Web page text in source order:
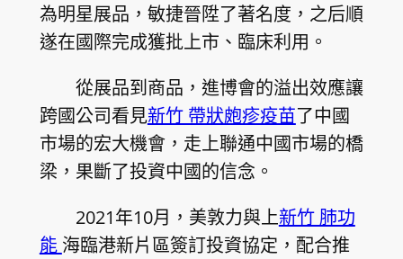
為明星展品，敏捷晉陞了著名度，之后順
遂在國際完成獲批上市、臨床利用。
從展品到商品，進博會的溢出效應讓
跨國公司看見新竹 帶狀皰疹疫苗了中國
市場的宏大機會，走上聯通中國市場的橋
梁，果斷了投資中國的信念。
2021年10月，美敦力與上新竹 肺功
能 海臨港新片區簽訂投資協定，配合推